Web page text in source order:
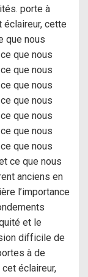
porte à
éclaireur, cette
que nous
que nous
que nous
que nous
que nous
que nous
que nous
que nous
ce que nous
anciens en
l’importance
et le
difficile de
à de
éclaireur,